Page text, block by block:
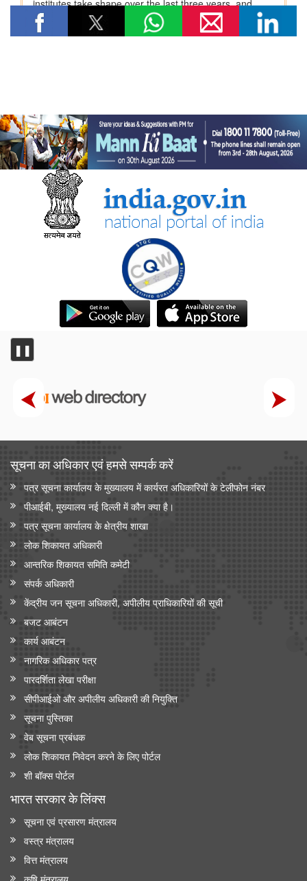
❚❚
सूचना का अधिकार एवं हमसे सम्‍पर्क करें
पत्र सूचना कार्यालय के मुख्यालय में कार्यरत अधिकारियों के टेलीफोन नंबर
पीआईबी, मुख्यालय नई दिल्ली में कौन क्या है।
पत्र सूचना कार्यालय के क्षेत्रीय शाखा
लोक शिकायत अधिकारी
आन्‍तरिक शिकायत समिति कमेटी
संपर्क अधिकारी
केंद्रीय जन सूचना अधिकारी, अपीलीय प्राधिकारियों की सूची
बजट आबंटन
कार्य आबंटन
नागरिक अधिकार पत्र
पारदर्शिता लेखा परीक्षा
सीपीआईओ और अपी‍लीय अधिकारी की नियुक्ति
सूचना पुस्तिका
वेब सूचना प्रबंधक
लोक शिकायत निवेदन करने के लिए पोर्टल
शी बॉक्स पोर्टल
भारत सरकार के लिंक्‍स
सूचना एवं प्रसारण मंत्रालय
वस्त्र मंत्रालय
वित्त मंत्रालय